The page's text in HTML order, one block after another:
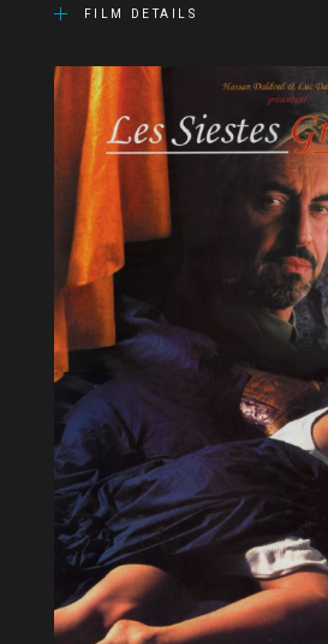
FILM DETAILS